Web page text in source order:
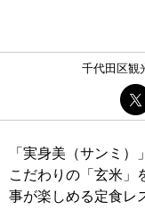
千代田区観
「実身美（サンミ
こだわりの「玄米」
事が楽しめる定食レ